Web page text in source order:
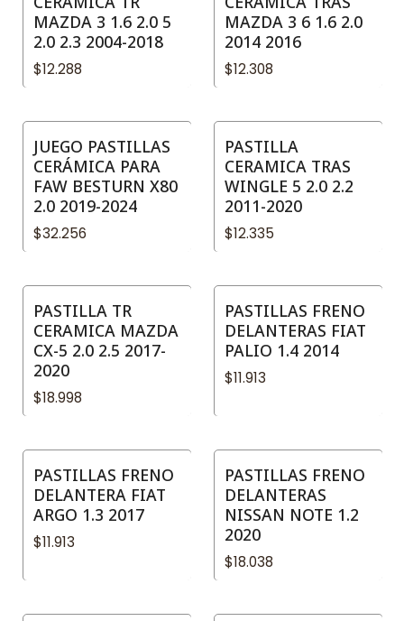
MAZDA 3 1.6 2.0 5
2.0 2.3 2004-2018
$12.288
MAZDA 3 6 1.6 2.0
2014 2016
$12.308
JUEGO PASTILLAS
CERÁMICA PARA
FAW BESTURN X80
2.0 2019-2024
$32.256
PASTILLA
CERAMICA TRAS
WINGLE 5 2.0 2.2
2011-2020
$12.335
PASTILLA TR
CERAMICA MAZDA
CX-5 2.0 2.5 2017-
2020
$18.998
PASTILLAS FRENO
DELANTERAS FIAT
PALIO 1.4 2014
$11.913
PASTILLAS FRENO
DELANTERA FIAT
ARGO 1.3 2017
$11.913
PASTILLAS FRENO
DELANTERAS
NISSAN NOTE 1.2
2020
$18.038